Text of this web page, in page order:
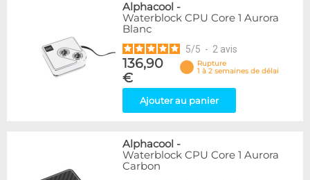
Alphacool -
Waterblock CPU Core 1 Aurora
Blanc
5/5 - 2 avis
136,90
€
Rupture
1 à 2 semaines de délai
Ajouter au panier
Alphacool -
Waterblock CPU Core 1 Aurora
Carbon